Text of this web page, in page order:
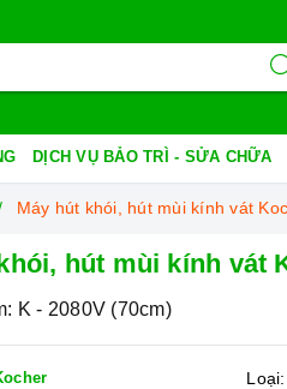
DỊCH VỤ BẢO TRÌ - SỬA CHỮA
Máy hút khói, hút mùi kính vát
hút mùi kính vát
K - 2080V (70cm)
Loại: